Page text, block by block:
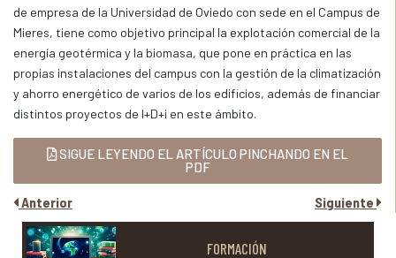
de empresa de la Universidad de Oviedo con sede en el Campus de
Mieres, tiene como objetivo principal la explotación comercial de la
energía geotérmica y la biomasa, que pone en práctica en las
propias instalaciones del campus con la gestión de la climatización
y ahorro energético de varios de los edificios, además de financiar
distintos proyectos de I+D+i en este ámbito.
SIGUE LEYENDO EL ARTÍCULO PINCHANDO EN EL
PDF
Anterior Siguiente
FORMACIÓN